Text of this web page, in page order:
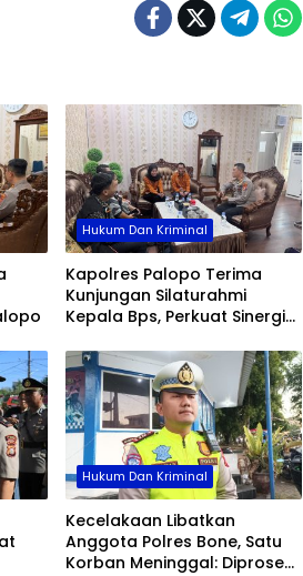
Hukum Dan Kriminal
Kapolres Palopo Terima
Kunjungan Silaturahmi
Kepala Bps, Perkuat Sinergi
Hukum Dan Kriminal
Kecelakaan Libatkan
Anggota Polres Bone, Satu
Korban Meninggal: Diproses